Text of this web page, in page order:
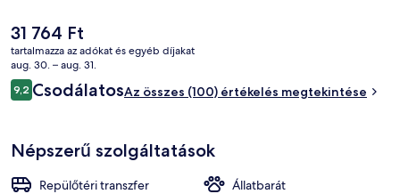
tömegközlekedés: Eötvös tér, villamosmegálló 4 perc, Széchenyi
István tér, villamosmegálló pedig 4 perc séta.
A
jelenlegi
ár
31 764 Ft
31 764 Ft
tartalmazza az adókat és egyéb díjakat
aug. 30. – aug. 31.
Értékelések
9,29,2 ennyiből: 10
CsodálatosAz összes (100) értékelés megtekintése
Népszerű szolgáltatások
Repülőtéri transzfer
Állatbarát